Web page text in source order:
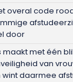
overal code
door
maakt met één
van
wint daarmee